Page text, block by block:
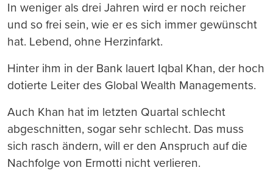
In weniger als drei Jahren wird er noch reicher
und so frei sein, wie er es sich immer gewünscht
hat. Lebend, ohne Herzinfarkt.
Hinter ihm in der Bank lauert Iqbal Khan, der hoch
dotierte Leiter des Global Wealth Managements.
Auch Khan hat im letzten Quartal schlecht
abgeschnitten, sogar sehr schlecht. Das muss
sich rasch ändern, will er den Anspruch auf die
Nachfolge von Ermotti nicht verlieren.